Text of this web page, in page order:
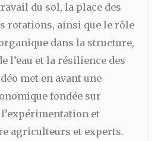
du sol, la place des
rotations, ainsi que le rôle
dans la structure,
l’eau et la résilience des
met en avant une
fondée sur
et
agriculteurs et experts.